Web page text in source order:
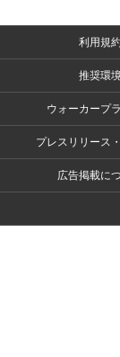
利用規
推奨環
ウォーカープ
プレスリリース
広告掲載に